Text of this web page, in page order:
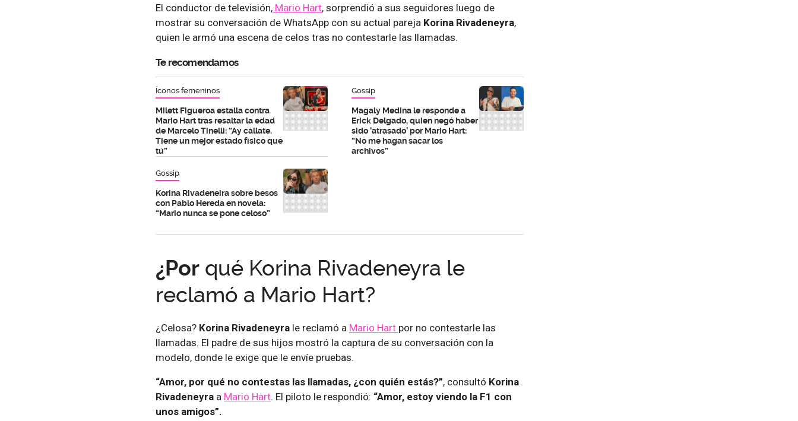
El conductor de televisión, Mario Hart, sorprendió a sus seguidores luego de
mostrar su conversación de WhatsApp con su actual pareja Korina Rivadeneyra,
quien le armó una escena de celos tras no contestarle las llamadas.
Te recomendamos
Íconos femeninos
Milett Figueroa estalla contra
Mario Hart tras resaltar la edad
de Marcelo Tinelli: “Ay cállate.
Tiene un mejor estado físico que
tú”
Gossip
Magaly Medina le responde a
Erick Delgado, quien negó haber
sido ‘atrasado’ por Mario Hart:
“No me hagan sacar los
archivos”
Gossip
Korina Rivadeneira sobre besos
con Pablo Hereda en novela:
“Mario nunca se pone celoso”
¿Por qué Korina Rivadeneyra le
reclamó a Mario Hart?
¿Celosa? Korina Rivadeneyra le reclamó a Mario Hart por no contestarle las
llamadas. El padre de sus hijos mostró la captura de su conversación con la
modelo, donde le exige que le envíe pruebas.
“Amor, por qué no contestas las llamadas, ¿con quién estás?”, consultó Korina
Rivadeneyra a Mario Hart. El piloto le respondió: “Amor, estoy viendo la F1 con
unos amigos”.